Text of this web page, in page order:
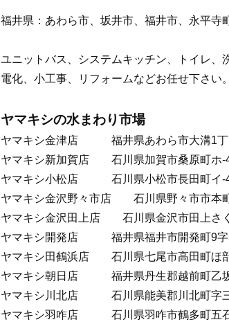
福井県：あわら市、坂井市、福井市、永平寺
ユニットバス、システムキッチン、トイレ
電化、小工事、リフォームなどお任せ下さい。
ヤマキシの水まわり市場
ヤマキシ金津店 福井県あわら市大溝1丁
ヤマキシ新加賀店 石川県加賀市桑原町ホ-
ヤマキシ小松店 石川県小松市長田町イ-
ヤマキシ金沢野々市店 石川県野々市市本
ヤマキシ金沢田上店 石川県金沢市田上さ
ヤマキシ開発店 福井県福井市開発町9字
ヤマキシ田鶴浜店 石川県七尾市高田町ほ
ヤマキシ朝日店 福井県丹生郡越前町乙
ヤマキシ川北店 石川県能美郡川北町字
ヤマキシ羽咋店 石川県羽咋市鶴多町五